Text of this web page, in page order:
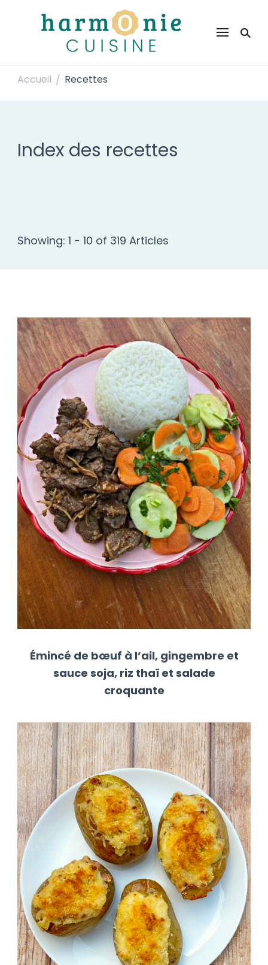
Harmonie Cuisine
Accueil / Recettes
Index des recettes
Showing: 1 - 10 of 319 Articles
Émincé de bœuf à l’ail, gingembre et
sauce soja, riz thaï et salade
croquante